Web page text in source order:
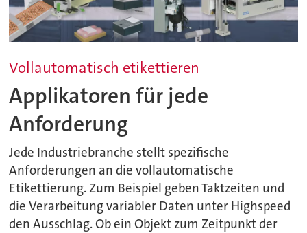
Vollautomatisch etikettieren
Applikatoren für jede
Anforderung
Jede Industriebranche stellt spezifische
Anforderungen an die vollautomatische
Etikettierung. Zum Beispiel geben Taktzeiten und
die Verarbeitung variabler Daten unter Highspeed
den Ausschlag. Ob ein Objekt zum Zeitpunkt der